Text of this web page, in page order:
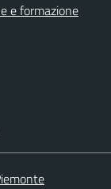
e formazione